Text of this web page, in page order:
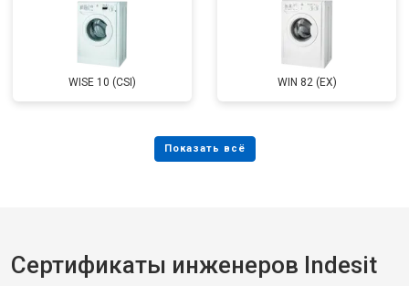
WISE 10 (CSI) WIN 82 (EX)
Сертификаты инженеров Indesit